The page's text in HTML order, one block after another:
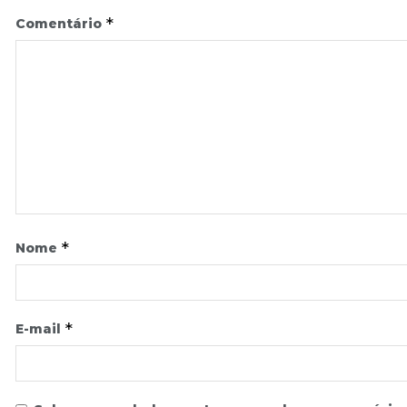
Comentário *
Nome *
E-mail *